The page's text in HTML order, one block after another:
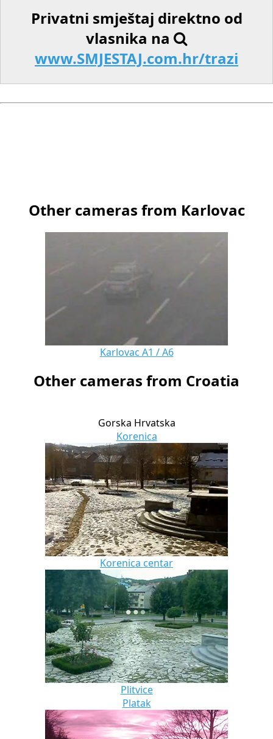
Privatni smještaj direktno od
vlasnika na
www.SMJESTAJ.com.hr/trazi
Other cameras from Karlovac
Karlovac A1 / A6
Other cameras from Croatia
Gorska Hrvatska
Korenica
Korenica centar
Plitvice
Platak